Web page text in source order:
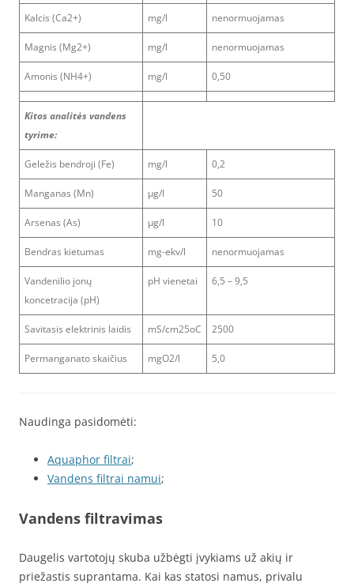
Kalcis (Ca2+) mg/l nenormuojamas
Magnis (Mg2+) mg/l nenormuojamas
Amonis (NH4+) mg/l 0,50
Kitos analitės vandens
tyrime:
Geležis bendroji (Fe) mg/l 0,2
Manganas (Mn) μg/l 50
Arsenas (As) μg/l 10
Bendras kietumas mg-ekv/l nenormuojamas
Vandenilio jonų
koncetracija (pH)
pH vienetai 6,5 – 9,5
Savitasis elektrinis laidis mS/cm25oC 2500
Permanganato skaičius mgO2/l 5,0
Naudinga pasidomėti:
Aquaphor filtrai;
Vandens filtrai namui;
Vandens filtravimas
Daugelis vartotojų skuba užbėgti įvykiams už akių ir
priežastis suprantama. Kai kas statosi namus, privalu